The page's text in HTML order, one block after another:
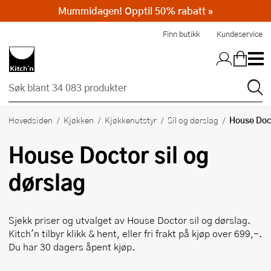
Finn butikk Kundeservice
Hovedsiden Kjøkken Kjøkkenutstyr Sil og dørslag House
House Doctorsil og
dørslag
Sjekk priser og utvalget av House Doctorsil og dørslag.
Kitch'n tilbyr klikk & hent, eller fri frakt på kjøp over 699,-.
Du har 30 dagers åpent kjøp.
Mummidagen! Opptil 50% rabatt »